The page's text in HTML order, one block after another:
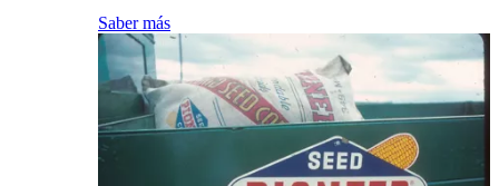
Saber más